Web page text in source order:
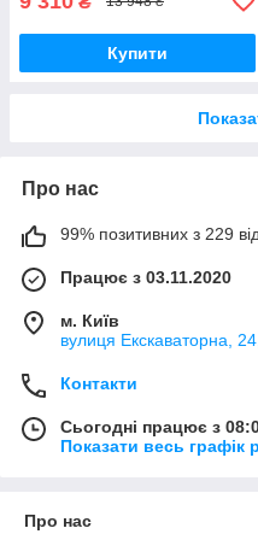
Купити
Про нас
99% позитивних з 229
Працює з 03.11.2020
м. Київ
вулиця Екскаваторна,
Контакти
Сьогодні працює з
Показати весь графік
Про нас